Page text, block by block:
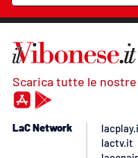
Scarica tutte le nostre
LaC Network
lactv.it